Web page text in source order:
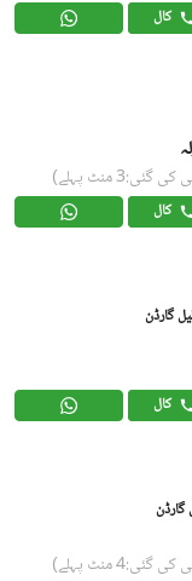
کال
گئی:3 منٹ پہلے)
کال
گارڈن
کال
گارڈن
گئی:4 منٹ پہلے)